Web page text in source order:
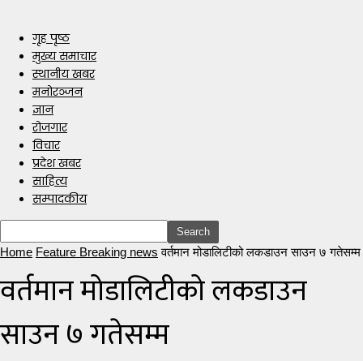
गृह पृष्ठ
मुख्य समाचार
स्थानीय खबर
मनोरञ्जन
ज्ञान
रोजगार
विचार
प्रदेश खबर
साहित्य
सम्पादकीय
Home Feature Breaking news वर्तमान मोडालिटीको लकडाउन साउन ७ गतेसम्म
वर्तमान मोडालिटीको लकडाउन
साउन ७ गतेसम्म